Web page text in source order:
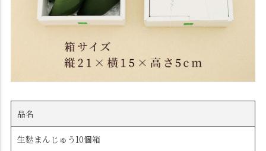
品名
生麩まんじゅう10個箱